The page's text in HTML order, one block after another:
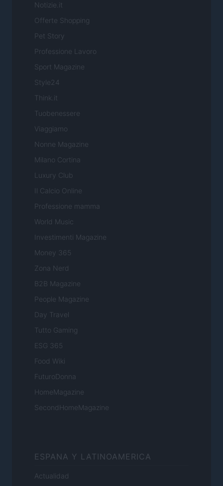
Notizie.it
Offerte Shopping
Pet Story
Professione Lavoro
Sport Magazine
Style24
Think.it
Tuobenessere
Viaggiamo
Nonne Magazine
Milano Cortina
Luxury Club
Il Calcio Online
Professione mamma
World Music
Investimenti Magazine
Money 365
Zona Nerd
B2B Magazine
People Magazine
Day Travel
Tutto Gaming
ESG 365
Food Wiki
FuturoDonna
HomeMagazine
SecondHomeMagazine
ESPANA Y LATINOAMERICA
Actualidad